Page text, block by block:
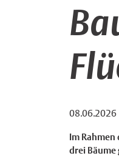
08.06.2026
Im
drei Bäume